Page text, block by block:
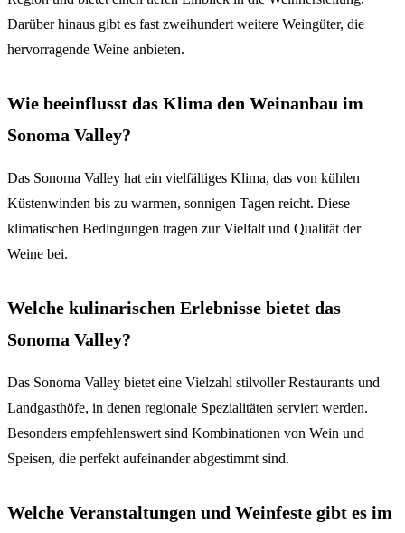
Darüber hinaus gibt es fast zweihundert weitere Weingüter, die
hervorragende Weine anbieten.
Wie beeinflusst das Klima den Weinanbau im
Sonoma Valley?
Das Sonoma Valley hat ein vielfältiges Klima, das von kühlen
Küstenwinden bis zu warmen, sonnigen Tagen reicht. Diese
klimatischen Bedingungen tragen zur Vielfalt und Qualität der
Weine bei.
Welche kulinarischen Erlebnisse bietet das
Sonoma Valley?
Das Sonoma Valley bietet eine Vielzahl stilvoller Restaurants und
Landgasthöfe, in denen regionale Spezialitäten serviert werden.
Besonders empfehlenswert sind Kombinationen von Wein und
Speisen, die perfekt aufeinander abgestimmt sind.
Welche Veranstaltungen und Weinfeste gibt es im